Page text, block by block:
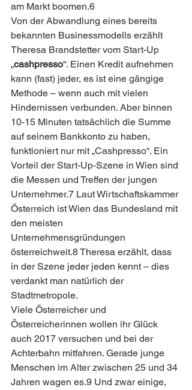
am Markt boomen.6
Von der Abwandlung eines bereits
bekannten Businessmodells erzählt
Theresa Brandstetter vom Start-Up
„cashpresso“. Einen Kredit aufnehmen
kann (fast) jeder, es ist eine gängige
Methode – wenn auch mit vielen
Hindernissen verbunden. Aber binnen
10-15 Minuten tatsächlich die Summe
auf seinem Bankkonto zu haben,
funktioniert nur mit „Cashpresso“. Ein
Vorteil der Start-Up-Szene in Wien sind
die Messen und Treffen der jungen
Unternehmer.7 Laut Wirtschaftskammer
Österreich ist Wien das Bundesland mit
den meisten
Unternehmensgründungen
österreichweit.8 Theresa erzählt, dass
in der Szene jeder jeden kennt – dies
verdankt man natürlich der
Stadtmetropole.
Viele Österreicher und
Österreicherinnen wollen ihr Glück
auch 2017 versuchen und bei der
Achterbahn mitfahren. Gerade junge
Menschen im Alter zwischen 25 und 34
Jahren wagen es.9 Und zwar einige,